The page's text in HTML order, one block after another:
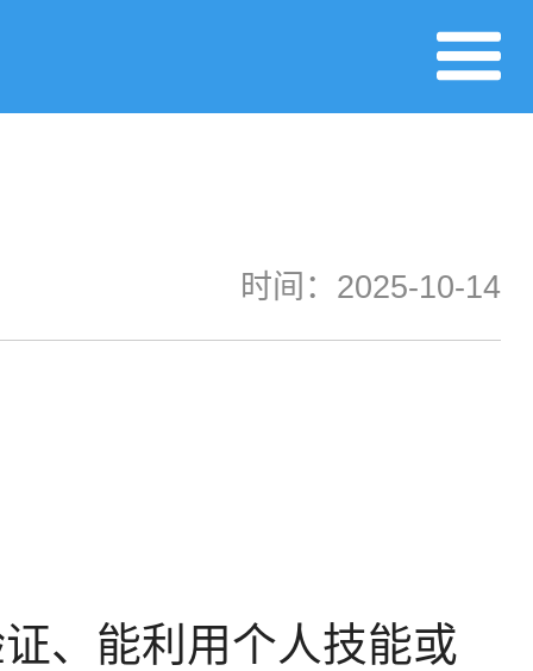
时间：2025-10-14
、能利用个人技能或